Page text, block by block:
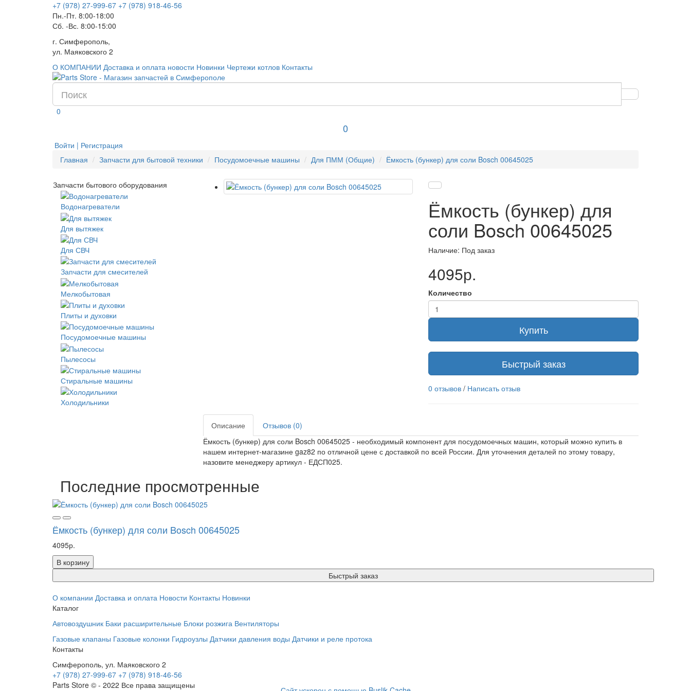
+7 (978) 27-999-67 +7 (978) 918-46-56
Пн.-Пт. 8:00-18:00
Сб. -Вс. 8:00-15:00
г. Симферополь,
ул. Маяковского 2
О КОМПАНИИ Доставка и оплата новости Новинки Чертежи котлов Контакты
0
0
Войти | Регистрация
Главная
Запчасти для бытовой техники Посудомоечные машины Для ПММ (Общие) Ёмкость (бункер) для соли Bosch 00645025
Запчасти бытового оборудования
Водонагреватели
Для вытяжек
Для СВЧ
Запчасти для смесителей
Мелкобытовая
Плиты и духовки
Посудомоечные машины
Пылесосы
Стиральные машины
Холодильники
Ёмкость (бункер) для
соли Bosch 00645025
Наличие: Под заказ
4095р.
Количество
Купить
Быстрый заказ
0 отзывов / Написать отзыв
Описание
Отзывов (0)
Ёмкость (бункер) для соли Bosch 00645025 - необходимый компонент для посудомоечных машин, который можно купить в
нашем интернет-магазине gaz82 по отличной цене с доставкой по всей России. Для уточнения деталей по этому товару,
назовите менеджеру артикул - ЕДСП025.
Последние просмотренные
Ёмкость (бункер) для соли Bosch 00645025
4095р.
В корзину
Быстрый заказ
О компании Доставка и оплата Новости Контакты Новинки
Каталог
Автовоздушник Баки расширительные Блоки розжига Вентиляторы
Газовые клапаны Газовые колонки Гидроузлы Датчики давления воды Датчики и реле протока
Контакты
Симферополь, ул. Маяковского 2
+7 (978) 27-999-67 +7 (978) 918-46-56
Parts Store © - 2022 Все права защищены